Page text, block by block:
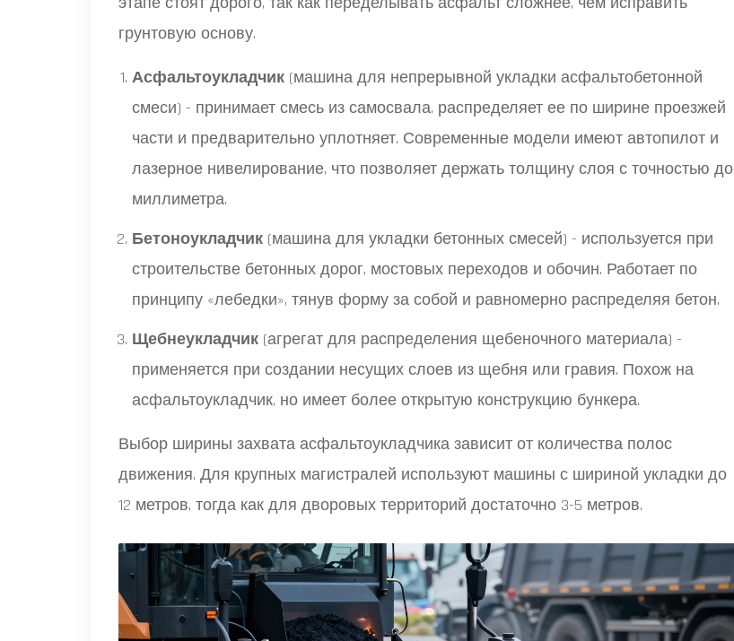
грунтовую основу.
Асфальтоукладчик (машина для непрерывной укладки асфальтобетонной
смеси) - принимает смесь из самосвала, распределяет ее по ширине проезжей
части и предварительно уплотняет. Современные модели имеют автопилот и
лазерное нивелирование, что позволяет держать толщину слоя с точностью до
миллиметра.
Бетоноукладчик (машина для укладки бетонных смесей) - используется при
строительстве бетонных дорог, мостовых переходов и обочин. Работает по
принципу «лебедки», тянув форму за собой и равномерно распределяя бетон.
Щебнеукладчик (агрегат для распределения щебеночного материала) -
применяется при создании несущих слоев из щебня или гравия. Похож на
асфальтоукладчик, но имеет более открытую конструкцию бункера.
Выбор ширины захвата асфальтоукладчика зависит от количества полос
движения. Для крупных магистралей используют машины с шириной укладки до
12 метров, тогда как для дворовых территорий достаточно 3-5 метров.